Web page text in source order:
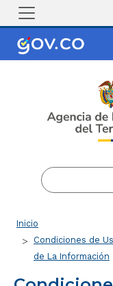
Pasar al contenido
Ruta de
Inicio
Condiciones de
de La Información